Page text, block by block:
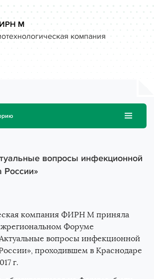
М
компания
вопросы инфекционной
России»
компания ФИРН М приняла
Форуме
вопросы инфекционной
проходившем в Краснодаре
г.